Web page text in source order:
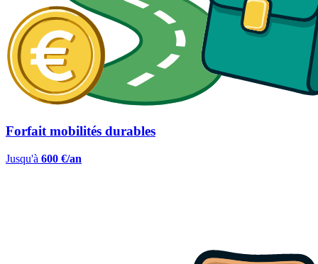
Forfait mobilités durables
Jusqu'à 600 €/an